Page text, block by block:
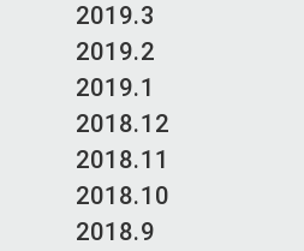
2019.3
2019.2
2019.1
2018.12
2018.11
2018.10
2018.9